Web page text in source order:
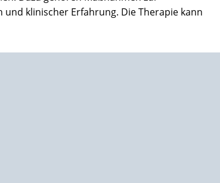
klinischer Erfahrung. Die Therapie kann